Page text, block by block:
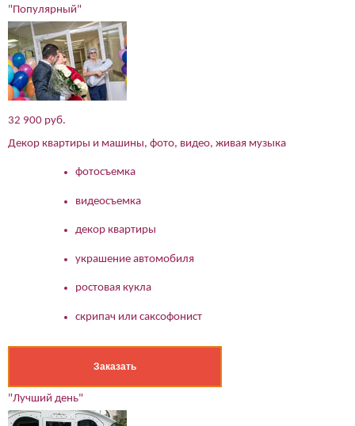
"Популярный"
32 900 руб.
Декор квартиры и машины, фото, видео, живая музыка
фотосъемка
видеосъемка
декор квартиры
украшение автомобиля
ростовая кукла
скрипач или саксофонист
Заказать
"Лучший день"